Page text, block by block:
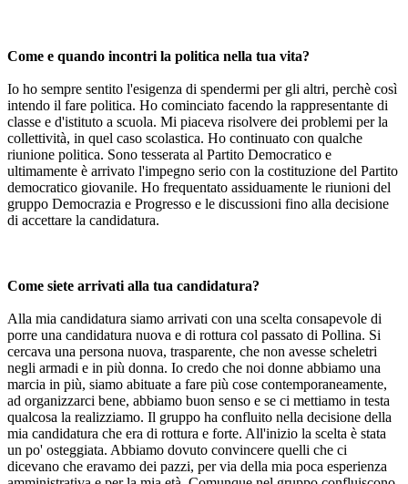
Come e quando incontri la politica nella tua vita?
Io ho sempre sentito l'esigenza di spendermi per gli altri, perchè così
intendo il fare politica. Ho cominciato facendo la rappresentante di
classe e d'istituto a scuola. Mi piaceva risolvere dei problemi per la
collettività, in quel caso scolastica. Ho continuato con qualche
riunione politica. Sono tesserata al Partito Democratico e
ultimamente è arrivato l'impegno serio con la costituzione del Partito
democratico giovanile. Ho frequentato assiduamente le riunioni del
gruppo Democrazia e Progresso e le discussioni fino alla decisione
di accettare la candidatura.
Come siete arrivati alla tua candidatura?
Alla mia candidatura siamo arrivati con una scelta consapevole di
porre una candidatura nuova e di rottura col passato di Pollina. Si
cercava una persona nuova, trasparente, che non avesse scheletri
negli armadi e in più donna. Io credo che noi donne abbiamo una
marcia in più, siamo abituate a fare più cose contemporaneamente,
ad organizzarci bene, abbiamo buon senso e se ci mettiamo in testa
qualcosa la realizziamo. Il gruppo ha confluito nella decisione della
mia candidatura che era di rottura e forte. All'inizio la scelta è stata
un po' osteggiata. Abbiamo dovuto convincere quelli che ci
dicevano che eravamo dei pazzi, per via della mia poca esperienza